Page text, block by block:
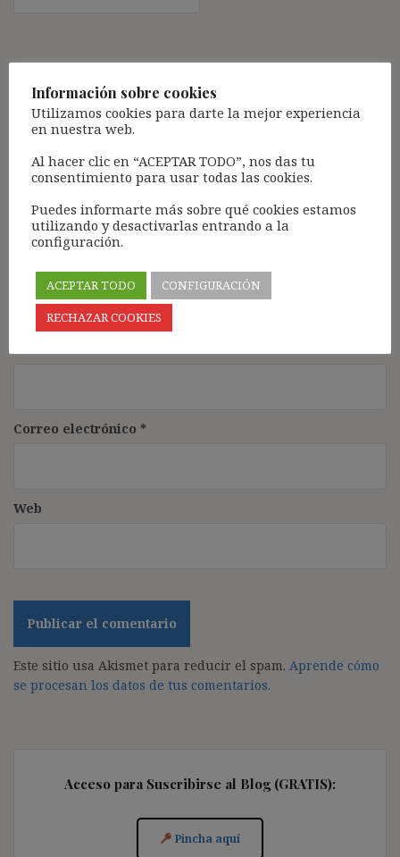
Tu dirección de correo electrónico no será publicada.
campos obligatorios están marcados con
Comentario *
Correo electrónico *
Web
Este sitio usa Akismet para reducir el spam. Aprende cómo
se procesan los datos de tus comentarios.
Acceso para Suscribirse al Blog (GRATIS):
Pincha aquí
Información sobre cookies
Utilizamos cookies para darte la mejor experiencia
en nuestra web.
Al hacer clic en “ACEPTAR TODO”, nos das tu
consentimiento para usar todas las cookies.
Puedes informarte más sobre qué cookies estamos
utilizando y desactivarlas entrando a la
configuración.
ACEPTAR TODO
CONFIGURACIÓN
RECHAZAR COOKIES